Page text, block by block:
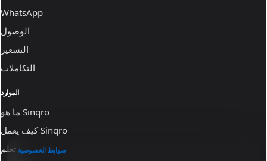
WhatsApp
الوصول
التسعير
التكاملات
الموارد
ما هو Sinqro
كيف يعمل Sinqro
تعلم ضوابط الخصوصية